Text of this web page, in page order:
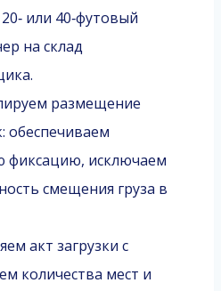
или 40‑футовый
на склад
размещение
обеспечиваем
фиксацию, исключаем
смещения груза в
акт загрузки с
количества мест и